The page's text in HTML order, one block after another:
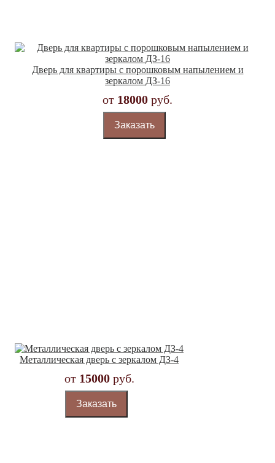
Дверь для квартиры с порошковым напылением и
зеркалом ДЗ-16
от 18000 руб.
Заказать
Металлическая дверь с зеркалом ДЗ-4
от 15000руб.
Заказать